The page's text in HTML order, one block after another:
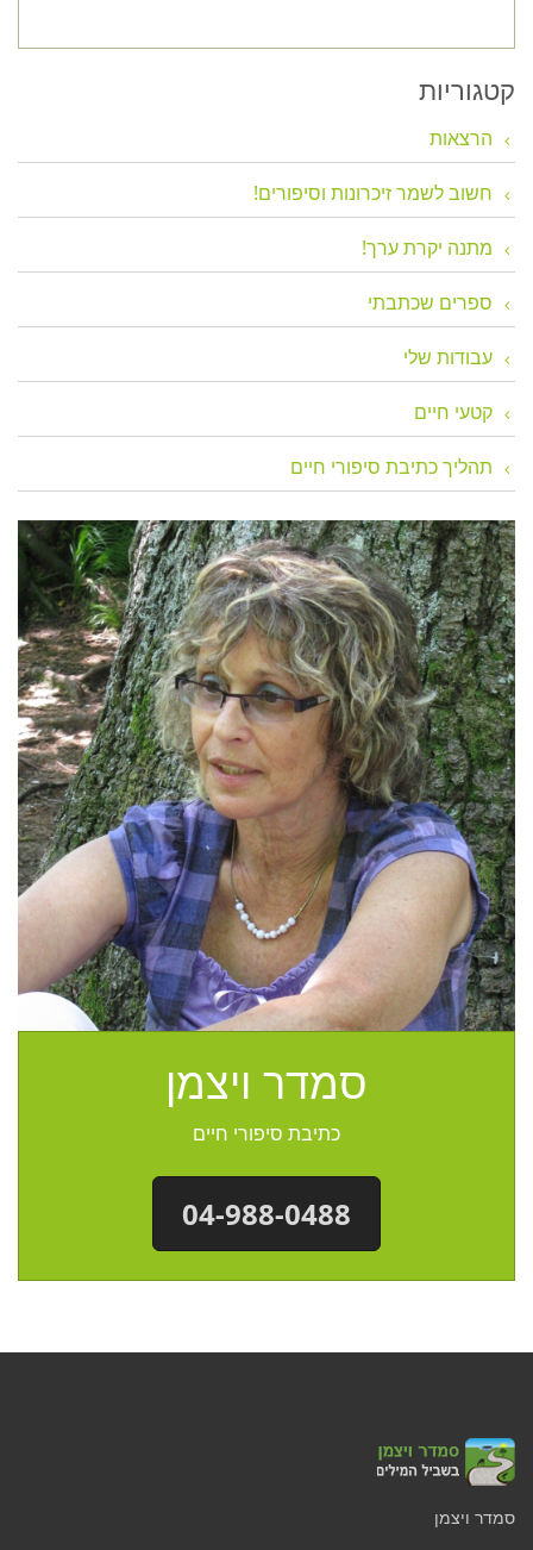
קטגוריות
הרצאות
חשוב לשמר זיכרונות וסיפורים!
מתנה יקרת ערך!
ספרים שכתבתי
עבודות שלי
קטעי חיים
תהליך כתיבת סיפורי חיים
סמדר ויצמן
כתיבת סיפורי חיים
04-988-0488
סמדר ויצמן